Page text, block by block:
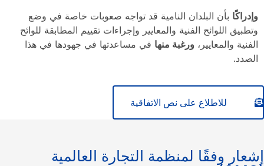
وإدراكًا بأن البلدان النامية قد تواجه صعوبات خاصة في وضع
وتطبيق اللوائح الفنية والمعايير وإجراءات تقييم المطابقة للوائح
الفنية والمعايير، ورغبة منها في مساعدتها في جهودها في هذا
الصدد.
للاطلاع على نص الاتفاقية
إشعار وفقًا لمنظمة التجارة العالمية